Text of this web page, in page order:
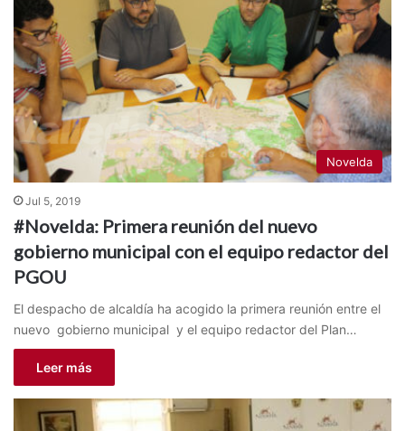
Novelda
Jul 5, 2019
#Novelda: Primera reunión del nuevo
gobierno municipal con el equipo redactor del
PGOU
El despacho de alcaldía ha acogido la primera reunión entre el
nuevo gobierno municipal y el equipo redactor del Plan…
Leer más